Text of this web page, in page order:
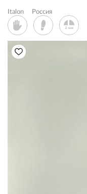
Italon Россия